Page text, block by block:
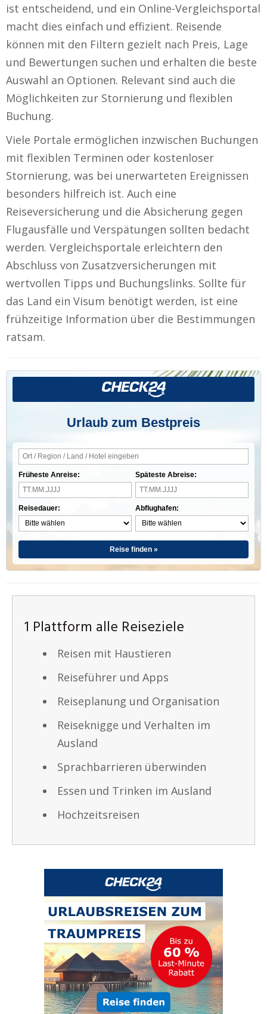
ist entscheidend, und ein Online-Vergleichsportal
macht dies einfach und effizient. Reisende
können mit den Filtern gezielt nach Preis, Lage
und Bewertungen suchen und erhalten die beste
Auswahl an Optionen. Relevant sind auch die
Möglichkeiten zur Stornierung und flexiblen
Buchung.
Viele Portale ermöglichen inzwischen Buchungen
mit flexiblen Terminen oder kostenloser
Stornierung, was bei unerwarteten Ereignissen
besonders hilfreich ist. Auch eine
Reiseversicherung und die Absicherung gegen
Flugausfälle und Verspätungen sollten bedacht
werden. Vergleichsportale erleichtern den
Abschluss von Zusatzversicherungen mit
wertvollen Tipps und Buchungslinks. Sollte für
das Land ein Visum benötigt werden, ist eine
frühzeitige Information über die Bestimmungen
ratsam.
Urlaub zum Bestpreis
Früheste Anreise:
Reisedauer:
Späteste Abreise:
Abflughafen:
Reise finden »
1 Plattform alle Reiseziele
Reisen mit Haustieren
Reiseführer und Apps
Reiseplanung und Organisation
Reiseknigge und Verhalten im
Ausland
Sprachbarrieren überwinden
Essen und Trinken im Ausland
Hochzeitsreisen